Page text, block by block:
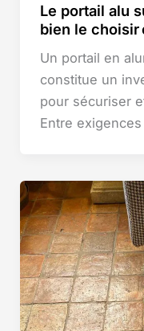
Le portail alu
bien le choisir
Un portail en
constitue un
pour sécuriser
Entre